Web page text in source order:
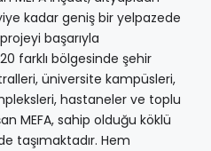
kadar geniş bir yelpazede
başarıyla
farklı bölgesinde şehir
üniversite kampüsleri,
hastaneler ve toplu
MEFA, sahip olduğu köklü
taşımaktadır. Hem